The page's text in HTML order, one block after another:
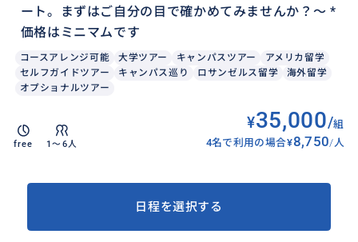
ート。まずはご自分の目で確かめてみませんか？〜 *
価格はミニマムです
コースアレンジ可能 大学ツアー キャンパスツアー
アメリカ留学
セルフガイドツアー
キャンパス巡り ロサンゼルス留学
海外留学
オプショナルツアー
free 1〜6人
¥35,000/組
4名で利用の場合¥8,750/ 人
日程を選択する